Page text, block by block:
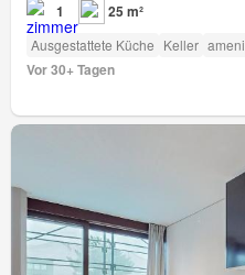
1 25 m²
Ausgestattete Küche Keller
Vor 30+ Tagen